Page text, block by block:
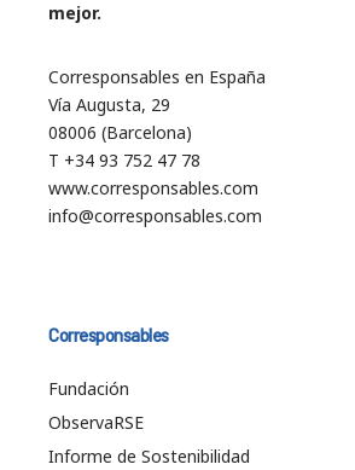
mejor.
Corresponsables en España
Vía Augusta, 29
08006 (Barcelona)
T +34 93 752 47 78
www.corresponsables.com
info@corresponsables.com
Corresponsables
Fundación
ObservaRSE
Informe de Sostenibilidad